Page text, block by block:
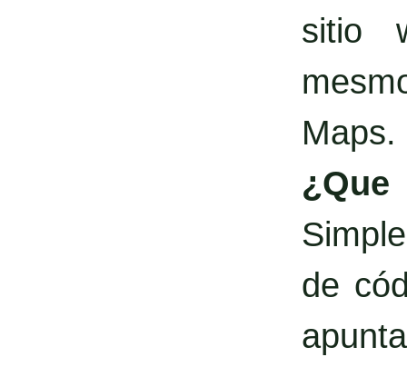
sitio
Maps.
de